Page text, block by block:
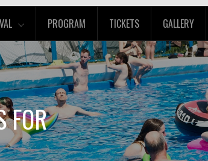
PROGRAM TICKETS GALLERY
FOR